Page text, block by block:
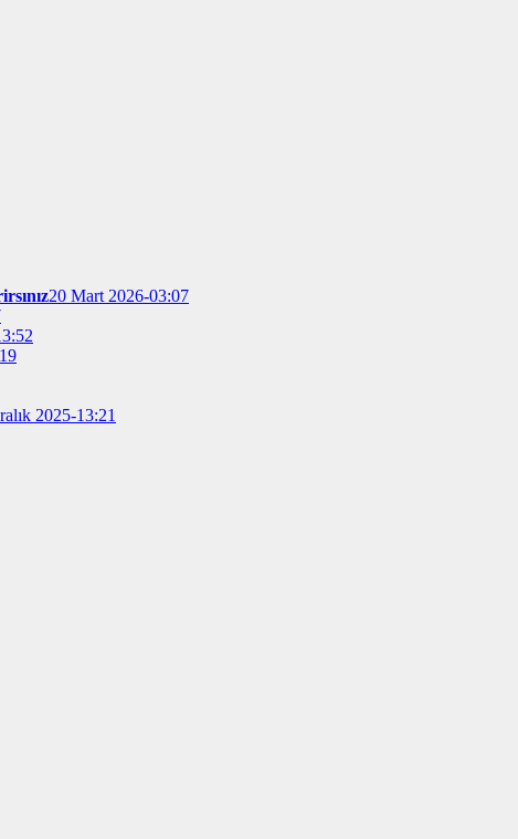
20 Mart 2026-03:07
2025-13:21